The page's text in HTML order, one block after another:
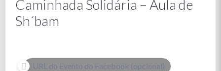
Caminhada Solidária – Aula de
Sh´bam
URL do Evento do Facebook (opcional)